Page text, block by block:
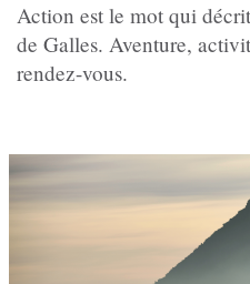
Action est le mot qui
de Galles. Aventure,
rendez-vous.